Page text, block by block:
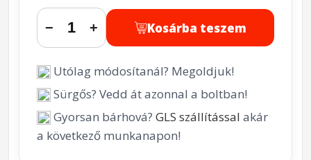
− + Kosárba teszem
Utólag módosítanál? Megoldjuk!
Sürgős? Vedd át azonnal a boltban!
Gyorsan bárhová? GLS szállítással akár
a következő munkanapon!